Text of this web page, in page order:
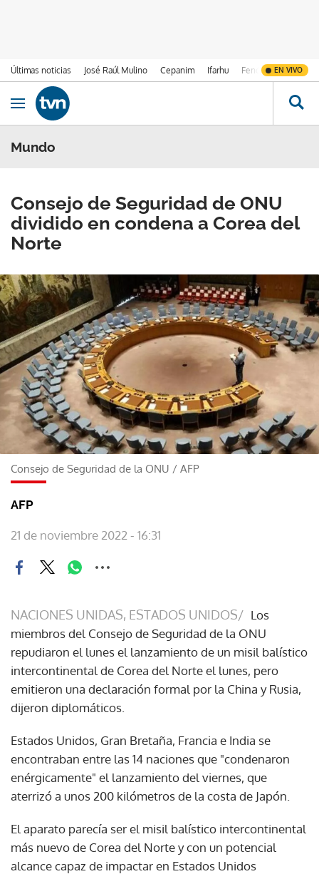
Últimas noticias José Raúl Mulino Cepanim Ifarhu Fenómeno de El
EN VIVO
Ir al contenido
Obrir navegació
Mundo
Consejo de Seguridad de ONU
dividido en condena a Corea del
Norte
Consejo de Seguridad de la ONU / AFP
AFP
21 de noviembre 2022 - 16:31
NACIONES UNIDAS, ESTADOS UNIDOS/ Los
miembros del Consejo de Seguridad de la ONU
repudiaron el lunes el lanzamiento de un misil balístico
intercontinental de Corea del Norte el lunes, pero
emitieron una declaración formal por la China y Rusia,
dijeron diplomáticos.
Estados Unidos, Gran Bretaña, Francia e India se
encontraban entre las 14 naciones que "condenaron
enérgicamente" el lanzamiento del viernes, que
aterrizó a unos 200 kilómetros de la costa de Japón.
El aparato parecía ser el misil balístico intercontinental
más nuevo de Corea del Norte y con un potencial
alcance capaz de impactar en Estados Unidos